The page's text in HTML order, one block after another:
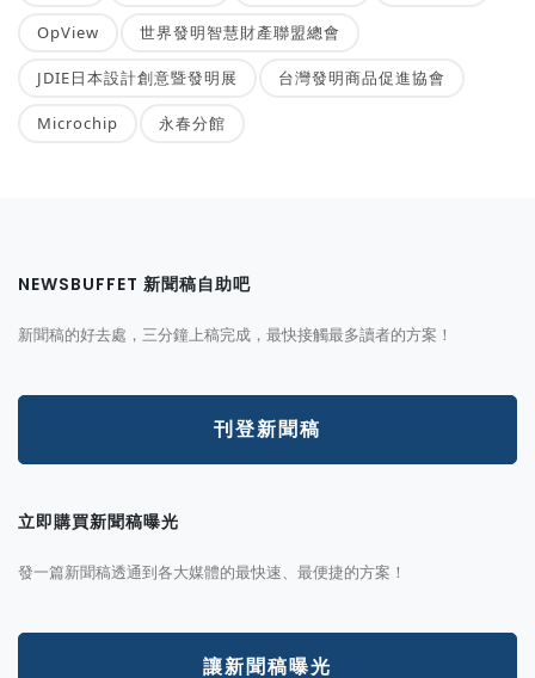
OpView 世界發明智慧財產聯盟總會
JDIE日本設計創意暨發明展 台灣發明商品促進協會
Microchip 永春分館
NEWSBUFFET 新聞稿自助吧
新聞稿的好去處，三分鐘上稿完成，最快接觸最多讀者的方案！
刊登新聞稿
立即購買新聞稿曝光
發一篇新聞稿透通到各大媒體的最快速、最便捷的方案！
讓新聞稿曝光